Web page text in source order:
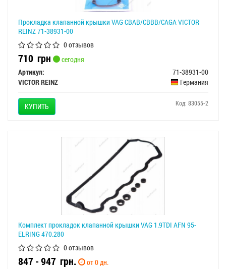
Прокладка клапанной крышки VAG CBAB/CBBB/CAGA VICTOR
REINZ 71-38931-00
0 отзывов
710 грн
сегодня
Артикул:
71-38931-00
VICTOR REINZ
Германия
КУПИТЬ Код: 83055-2
Комплект прокладок клапанной крышки VAG 1.9TDI AFN 95-
ELRING 470.280
0 отзывов
847 - 947 грн.
от 0 дн.